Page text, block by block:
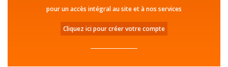
pour un accès intégral au site et à nos services
Cliquez ici pour créer votre compte